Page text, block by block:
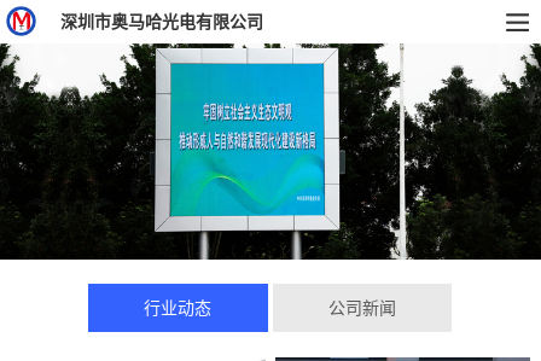
深圳市奥马哈光电有限公司
行业动态 公司新闻